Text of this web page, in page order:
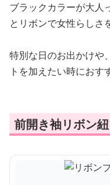
ブラックカラーが大人
とリボンで女性らしさ
特別な日のお出かけや
トを加えたい時におす
前開き袖リボン